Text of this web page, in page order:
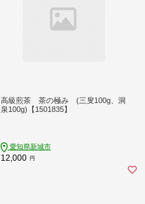
高級煎茶 茶の極み (三叟100g、洞
泉100g)【1501835】
愛知県新城市
12,000 円